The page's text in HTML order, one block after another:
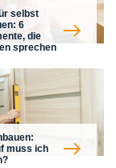
selbst
6
die
sprechen
muss ich